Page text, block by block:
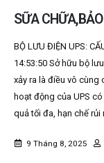
SỮA
BỘ LƯU ĐIỆN UPS:
14:53:50 Sở hữu bộ
xảy ra là điều vô cùng
hoạt động của UPS
quả tối đa, hạn chế rủi
9 Tháng 8, 2025